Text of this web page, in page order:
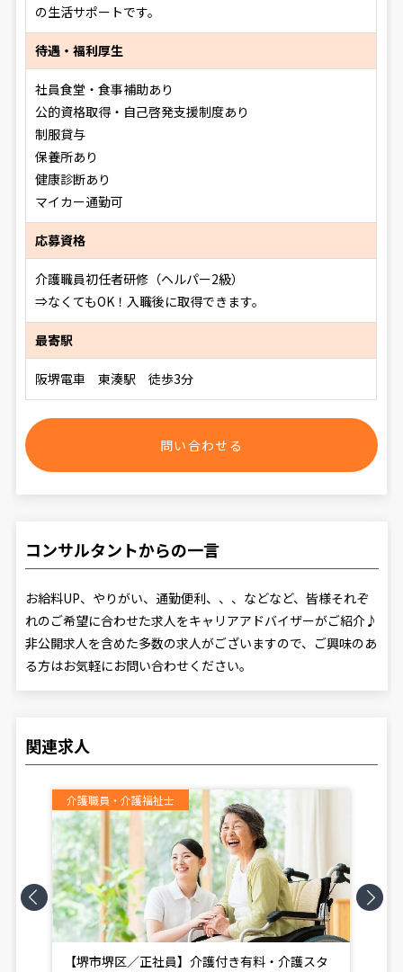
の生活サポートです。
待遇・福利厚生
社員食堂・食事補助あり
公的資格取得・自己啓発支援制度あり
制服貸与
保養所あり
健康診断あり
マイカー通勤可
応募資格
介護職員初任者研修（ヘルパー2級）
⇒なくてもOK！入職後に取得できます。
最寄駅
阪堺電車 東湊駅 徒歩3分
問い合わせる
コンサルタントからの一言
お給料UP、やりがい、通勤便利、、、などなど、皆様それぞ
れのご希望に合わせた求人をキャリアアドバイザーがご紹介♪
非公開求人を含めた多数の求人がございますので、ご興味のあ
る方はお気軽にお問い合わせください。
関連求人
Previous
介護職員・介護福祉士
【堺市堺区／正社員】介護付き有料・介護スタ